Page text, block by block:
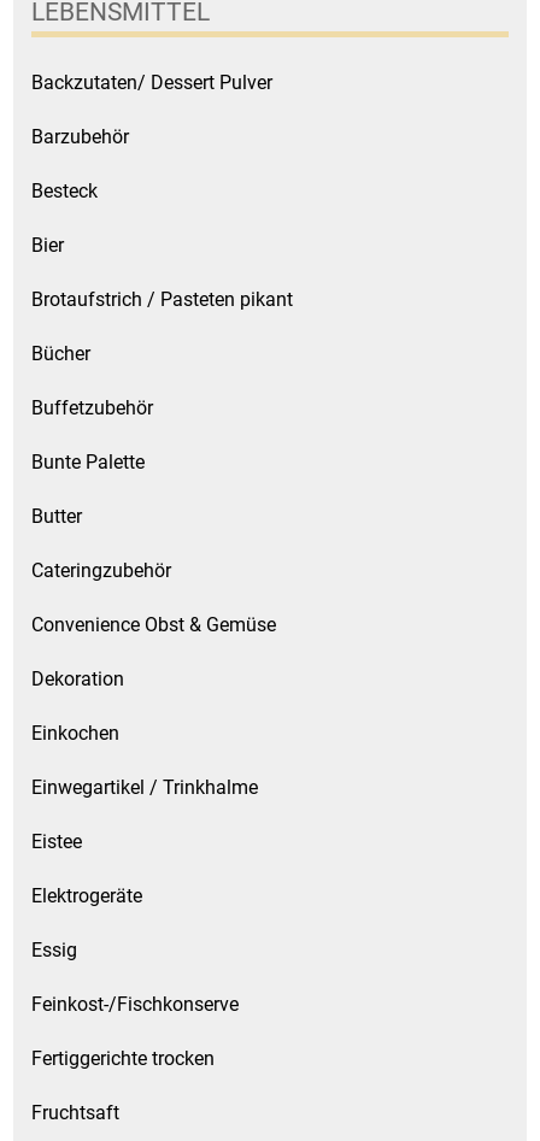
POS Material Trinkwerk
Profisortiment
Reinigungshilfsmittel
Reis / Hülsenfrüchte
Schreibwaren / Büroartikel / Kleber
Sekt / Champagner / Frizzante
Service
Sirupe
LEBENSMITTEL
Backzutaten/ Dessert Pulver
Barzubehör
Besteck
Bier
Brotaufstrich / Pasteten pikant
Bücher
Buffetzubehör
Bunte Palette
Butter
Cateringzubehör
Convenience Obst & Gemüse
Dekoration
Einkochen
Einwegartikel / Trinkhalme
Eistee
Elektrogeräte
Essig
Feinkost-/Fischkonserve
Fertiggerichte trocken
Fruchtsaft